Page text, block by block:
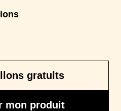
195 cm
gratuits
mon produit